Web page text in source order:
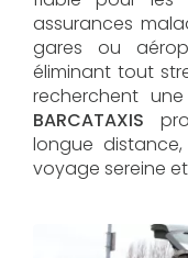
assurances
gares ou
éliminant tout
recherchent
BARCATAXIS
longue
voyage sereine